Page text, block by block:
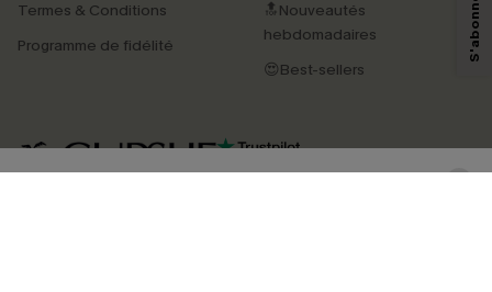
Termes & Conditions
Programme de fidélité
🔝Nouveautés
hebdomadaires
😍Best-sellers
4.4
savoir si ceux-ci ont été ouverts, de mesurer votre engagement, de
personnaliser nos contenus et nos offres, et de vous recommander des
produits susceptibles de vous intéresser, conformément à notre
Politique de
. Vous pouvez vous désabonner à tout moment.